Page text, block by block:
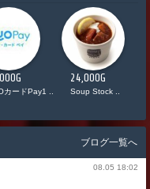
カードPay1 ..
24,000G
Soup Stock ..
ブログ一覧へ
08.05 18:02